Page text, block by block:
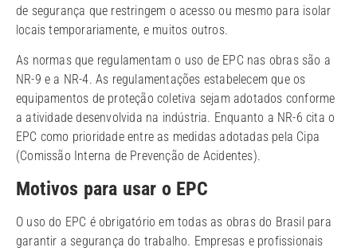
de segurança que restringem o acesso ou mesmo para isolar
locais temporariamente, e muitos outros.
As normas que regulamentam o uso de EPC nas obras são a
NR-9 e a NR-4. As regulamentações estabelecem que os
equipamentos de proteção coletiva sejam adotados conforme
a atividade desenvolvida na indústria. Enquanto a NR-6 cita o
EPC como prioridade entre as medidas adotadas pela Cipa
(Comissão Interna de Prevenção de Acidentes).
Motivos para usar o EPC
O uso do EPC é obrigatório em todas as obras do Brasil para
garantir a segurança do trabalho. Empresas e profissionais